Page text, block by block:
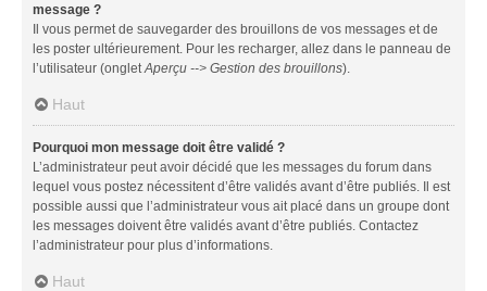
message ?
Il vous permet de sauvegarder des brouillons de vos messages et de
les poster ultérieurement. Pour les recharger, allez dans le panneau de
l’utilisateur (onglet Aperçu --> Gestion des brouillons).
Haut
Pourquoi mon message doit être validé ?
L’administrateur peut avoir décidé que les messages du forum dans
lequel vous postez nécessitent d’être validés avant d’être publiés. Il est
possible aussi que l’administrateur vous ait placé dans un groupe dont
les messages doivent être validés avant d’être publiés. Contactez
l’administrateur pour plus d’informations.
Haut